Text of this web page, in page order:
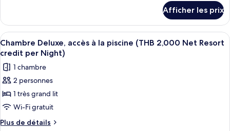
Chambre
Deluxe
(THB
2,000
Net
Resort
credit
per
Night)
Chambre
Deluxe
(THB
2,000
Resort
credit
Night)
Afficher les prix
Afficher
toutes
les
photos
pour
ce
type
de
5
Chambre Deluxe, accès à la piscine (THB 2,000 Net Resort
credit per Night)
1 chambre
2 personnes
1 très grand lit
Wi-Fi gratuit
Plus de détails
Plus